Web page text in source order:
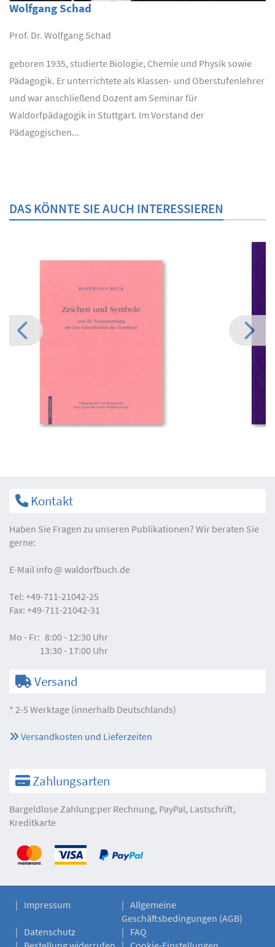
Wolfgang Schad
Prof. Dr. Wolfgang Schad
geboren 1935, studierte Biologie, Chemie und Physik sowie
Pädagogik. Er unterrichtete als Klassen- und Oberstufenlehrer
und war anschließend Dozent am Seminar für
Waldorfpädagogik in Stuttgart. Im Vorstand der
Pädagogischen...
DAS KÖNNTE SIE AUCH INTERESSIEREN
Kontakt
Haben Sie Fragen zu unseren Publikationen? Wir beraten Sie
gerne:
E-Mail info waldorfbuch.de
Tel: +49-711-21042-25
Fax: +49-711-21042-31
Mo - Fr: 8:00 - 12:30 Uhr
13:30 - 17:00 Uhr
Versand
* 2-5 Werktage (innerhalb Deutschlands)
Versandkosten und Lieferzeiten
Zahlungsarten
Bargeldlose Zahlung:per Rechnung, PayPal, Lastschrift,
Kreditkarte
Impressum
Allgemeine
Geschäftsbedingungen (AGB)
Datenschutz
FAQ